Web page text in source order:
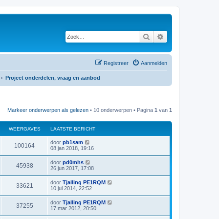
Zoek
Aanmelden
Registreer
Project onderdelen, vraag en aanbod
Markeer onderwerpen als gelezen • 10 onderwerpen • Pagina 1 van 1
WEERGAVES LAATSTE BERICHT
100164W
e
g
L
a
s
t
e
b
e
r
c
h
t
door pb1sam
08 jan 2018, 19:16
45938W
e
r
g
L
a
s
t
e
b
e
r
door pd0mhs
26 jun 2017, 17:08
33621
e
L
a
s
t
e
door Tjalling PE1RQM
10 jul 2014, 22:52
37255W
L
a
door Tjalling PE1RQM
17 mar 2012, 20:50